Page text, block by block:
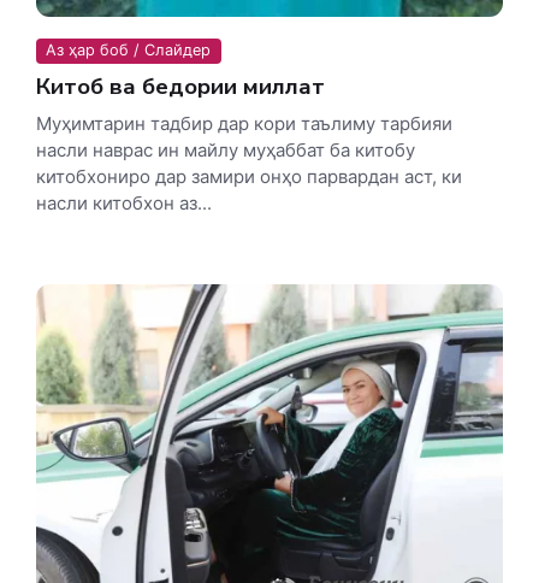
Аз ҳар боб / Слайдер
Китоб ва бедории миллат
Муҳимтарин тадбир дар кори таълиму тарбияи
насли наврас ин майлу муҳаббат ба китобу
китобхониро дар замири онҳо парвардан аст, ки
насли китобхон аз...